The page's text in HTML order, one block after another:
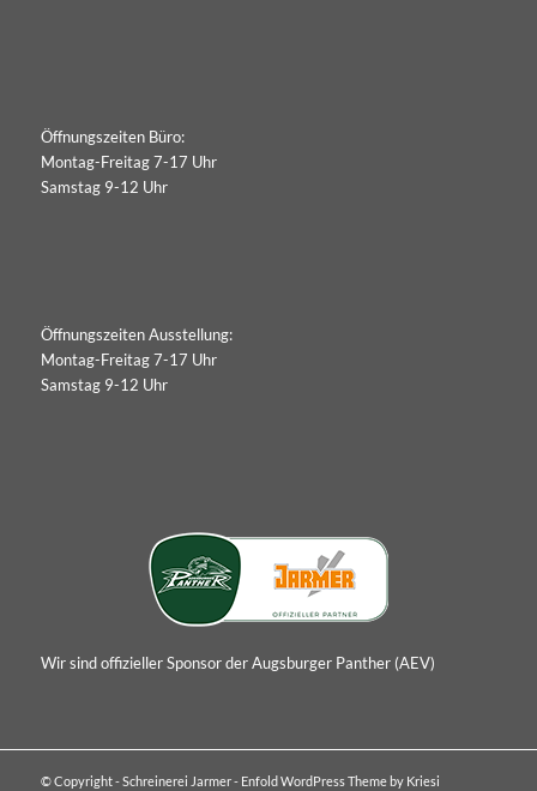
Öffnungszeiten Büro:
Montag-Freitag 7-17 Uhr
Samstag 9-12 Uhr
Öffnungszeiten Ausstellung:
Montag-Freitag 7-17 Uhr
Samstag 9-12 Uhr
Wir sind offizieller Sponsor der Augsburger Panther (AEV)
© Copyright - Schreinerei Jarmer - Enfold WordPress Theme by Kriesi